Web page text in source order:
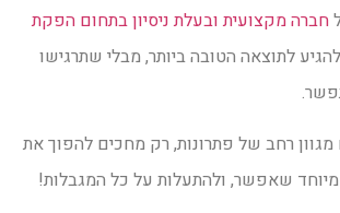
חברה מקצועית ובעלת ניסיון בתחום הפקת
לתוצאה הטובה ביותר, מבלי שתרגישו
רחב של פתרונות, רק מחכים להפוך את
שאפשר, ולהתעלות על כל המגבלות!